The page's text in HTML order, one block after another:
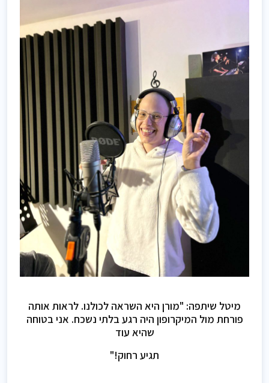
מיטל שיתפה: "מורן היא השראה לכולנו. לראות אותה
פורחת מול המיקרופון היה רגע בלתי נשכח. אני בטוחה
שהיא עוד
תגיע רחוק!"